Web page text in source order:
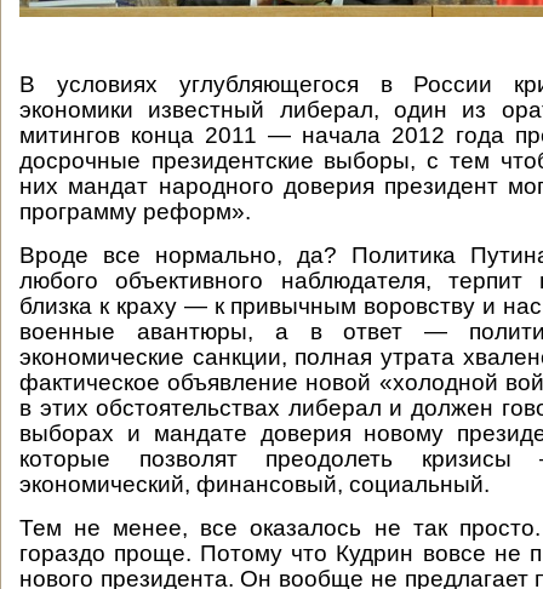
В условиях углубляющегося в России
экономики известный либерал, один из
митингов конца 2011 — начала 2012 года
досрочные президентские выборы, с тем
них мандат народного доверия президент
программу реформ».
Вроде все нормально, да? Политика
любого объективного наблюдателя,
близка к краху — к привычным воровству и
военные авантюры, а в ответ —
экономические санкции, полная утрата
фактическое объявление новой «холодной
в этих обстоятельствах либерал и должен
выборах и мандате доверия новому
которые позволят преодолеть кризисы
экономический, финансовый, социальный.
Тем не менее, все оказалось не так
гораздо проще. Потому что Кудрин вовсе не
нового президента. Он вообще не предлагает